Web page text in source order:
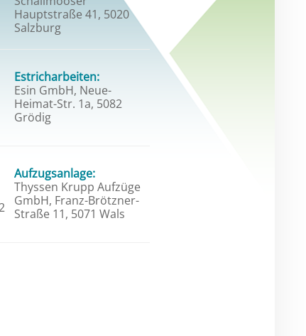
Hauptstraße 41, 5020
Salzburg
Estricharbeiten:
Esin GmbH, Neue-
Heimat-Str. 1a, 5082
Grödig
Aufzugsanlage:
Thyssen Krupp Aufzüge
GmbH, Franz-Brötzner-
Straße 11, 5071 Wals